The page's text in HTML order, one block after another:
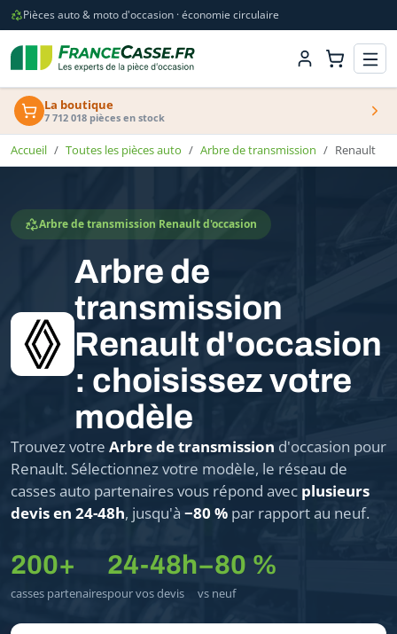
Pièces auto & moto d'occasion · économie circulaire
La boutique
7 712 018 pièces en stock
Accueil Toutes les pièces auto Arbre de transmission Renault
Arbre de transmission Renault d'occasion
Arbre de
transmission
Renault d'occasion
: choisissez votre
modèle
Trouvez votre Arbre de transmission d'occasion pour
Renault. Sélectionnez votre modèle, le réseau de
casses auto partenaires vous répond avec plusieurs
devis en 24-48h, jusqu'à −80 % par rapport au neuf.
200+
casses partenaires
24-48h
pour vos devis
−80 %
vs neuf